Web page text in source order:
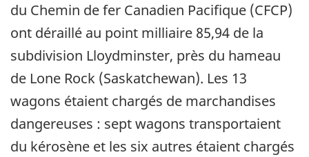
du Chemin de fer Canadien Pacifique (CFCP)
ont déraillé au point milliaire 85,94 de la
subdivision Lloydminster, près du hameau
de Lone Rock (Saskatchewan). Les 13
wagons étaient chargés de marchandises
dangereuses : sept wagons transportaient
du kérosène et les six autres étaient chargés